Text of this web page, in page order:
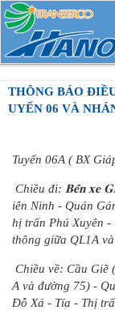
THÔNG BÁO
UYẾN 06 VÀ
Tuyến 06A ( BX
Chiều đi: 𝐁𝐞̂́𝐧 𝐱𝐞
iên Ninh - Quán
hị trấn Phú Xuyên
thông giữa QL1A
Chiều về: Cầu Giẽ
A và đường 75) -
Đỗ Xá - Tía - Thị